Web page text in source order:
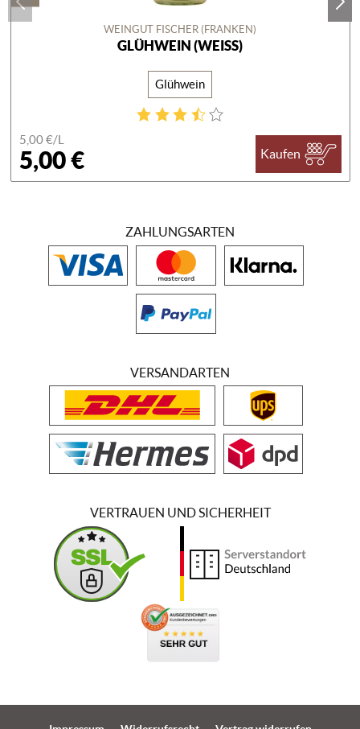
WEINGUT FISCHER (FRANKEN)
GLÜHWEIN (WEISS)
Glühwein
5,00 €/L
5,00 € Kaufen
ZAHLUNGSARTEN
VERSANDARTEN
VERTRAUEN UND SICHERHEIT